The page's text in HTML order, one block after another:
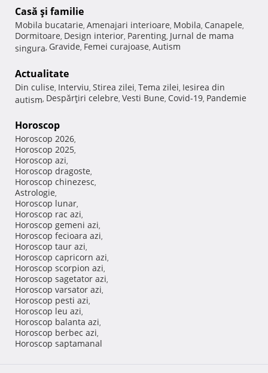
Casă şi familie
Mobila bucatarie, Amenajari interioare, Mobila, Canapele,
Dormitoare, Design interior, Parenting, Jurnal de mama
singura, Gravide, Femei curajoase, Autism
Actualitate
Din culise, Interviu, Stirea zilei, Tema zilei, Iesirea din
autism, Despărţiri celebre, Vesti Bune, Covid-19, Pandemie
Horoscop
Horoscop 2026,
Horoscop 2025,
Horoscop azi,
Horoscop dragoste,
Horoscop chinezesc,
Astrologie,
Horoscop lunar,
Horoscop rac azi,
Horoscop gemeni azi,
Horoscop fecioara azi,
Horoscop taur azi,
Horoscop capricorn azi,
Horoscop scorpion azi,
Horoscop sagetator azi,
Horoscop varsator azi,
Horoscop pesti azi,
Horoscop leu azi,
Horoscop balanta azi,
Horoscop berbec azi,
Horoscop saptamanal